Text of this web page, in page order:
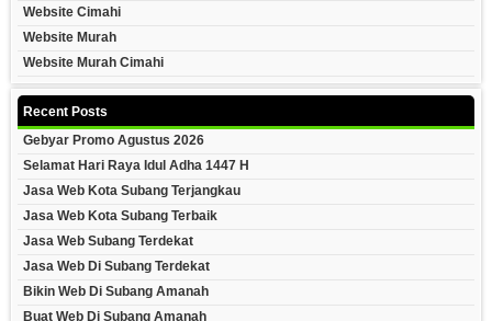
Website Cimahi
Website Murah
Website Murah Cimahi
Recent Posts
Gebyar Promo Agustus 2026
Selamat Hari Raya Idul Adha 1447 H
Jasa Web Kota Subang Terjangkau
Jasa Web Kota Subang Terbaik
Jasa Web Subang Terdekat
Jasa Web Di Subang Terdekat
Bikin Web Di Subang Amanah
Buat Web Di Subang Amanah